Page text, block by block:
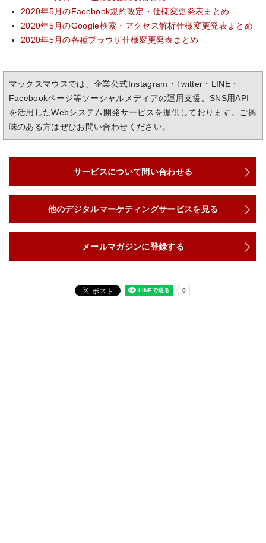
2020年5月のFacebook規約改定・仕様変更発表まとめ
2020年5月のGoogle検索・アクセス解析仕様変更発表まとめ
2020年5月の各種ブラウザ仕様変更発表まとめ
マックスマウスでは、企業公式Instagram・Twitter・LINE・
Facebookページ等ソーシャルメディアの運用支援、SNS用API
を活用したWebシステム開発サービスを提供しております。ご興
味のある方はぜひお問い合わせください。
サービスについて問い合わせる
他のデジタルマーケティングサービスを見る
メールマガジンに登録する